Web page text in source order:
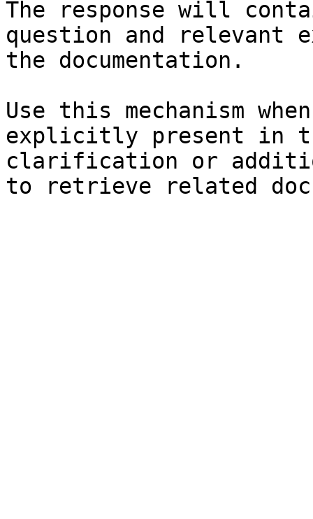
The response will
question and relevant
the documentation.
Use this mechanism
explicitly present in
clarification or